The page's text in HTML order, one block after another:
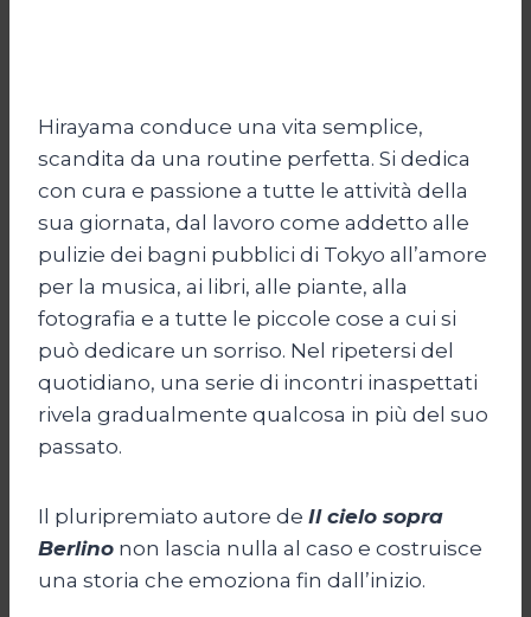
Hirayama conduce una vita semplice,
scandita da una routine perfetta. Si dedica
con cura e passione a tutte le attività della
sua giornata, dal lavoro come addetto alle
pulizie dei bagni pubblici di Tokyo all’amore
per la musica, ai libri, alle piante, alla
fotografia e a tutte le piccole cose a cui si
può dedicare un sorriso. Nel ripetersi del
quotidiano, una serie di incontri inaspettati
rivela gradualmente qualcosa in più del suo
passato.
Il pluripremiato autore de Il cielo sopra
Berlino non lascia nulla al caso e costruisce
una storia che emoziona fin dall’inizio.